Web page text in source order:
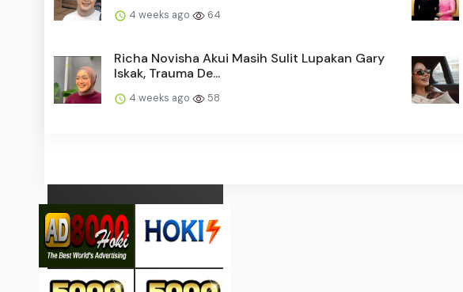
4 weeks ago 64
Richa Novisha Akui Masih Sulit Lupakan Gary
Iskak, Trauma De...
4 weeks ago 58